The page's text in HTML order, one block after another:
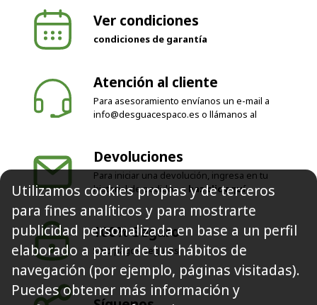
Ver condiciones
condiciones de garantía
Atención al cliente
Para asesoramiento envíanos un e-mail a
info@desguacespaco.es o llámanos al
Devoluciones
Para iniciar una devolución, ingresa en tu
historial de pedidos o haz clic aquí
100% Seguro
Solo pagos seguros
Utilizamos cookies propias y de terceros
para fines analíticos y para mostrarte
publicidad personalizada en base a un perfil
elaborado a partir de tus hábitos de
navegación (por ejemplo, páginas visitadas).
Puedes obtener más información y